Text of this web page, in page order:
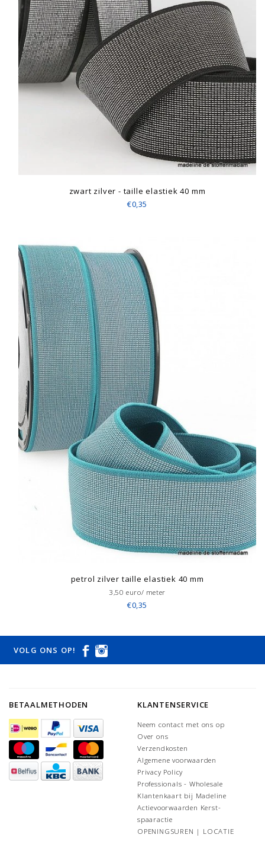
zwart zilver - taille elastiek 40 mm
€0,35
petrol zilver taille elastiek 40 mm
3,50 euro/ meter
€0,35
VOLG ONS OP!
BETAALMETHODEN KLANTENSERVICE
Neem contact met ons op
Over ons
Verzendkosten
Algemene voorwaarden
Privacy Policy
Professionals - Wholesale
Klantenkaart bij Madeline
Actievoorwaarden Kerst-
spaaractie
OPENINGSUREN | LOCATIE